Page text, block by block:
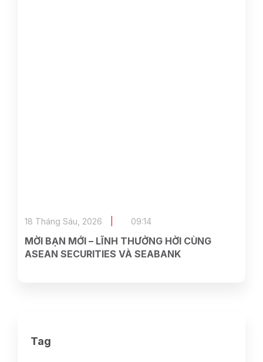
MỜI BẠN MỚI – LĨNH THƯỞNG HỜI CÙNG
ASEAN SECURITIES VÀ SEABANK
18 Tháng Sáu, 2026 09:14
Tag